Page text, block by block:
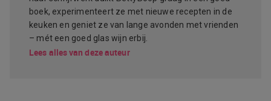
boek, experimenteert ze met nieuwe recepten in de
keuken en geniet ze van lange avonden met vrienden
– mét een goed glas wijn erbij.
Lees alles van deze auteur